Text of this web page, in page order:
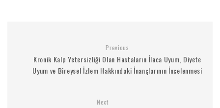
Previous
Kronik Kalp Yetersizliği Olan Hastaların İlaca Uyum, Diyete
Uyum ve Bireysel İzlem Hakkındaki İnançlarının İncelenmesi
Next